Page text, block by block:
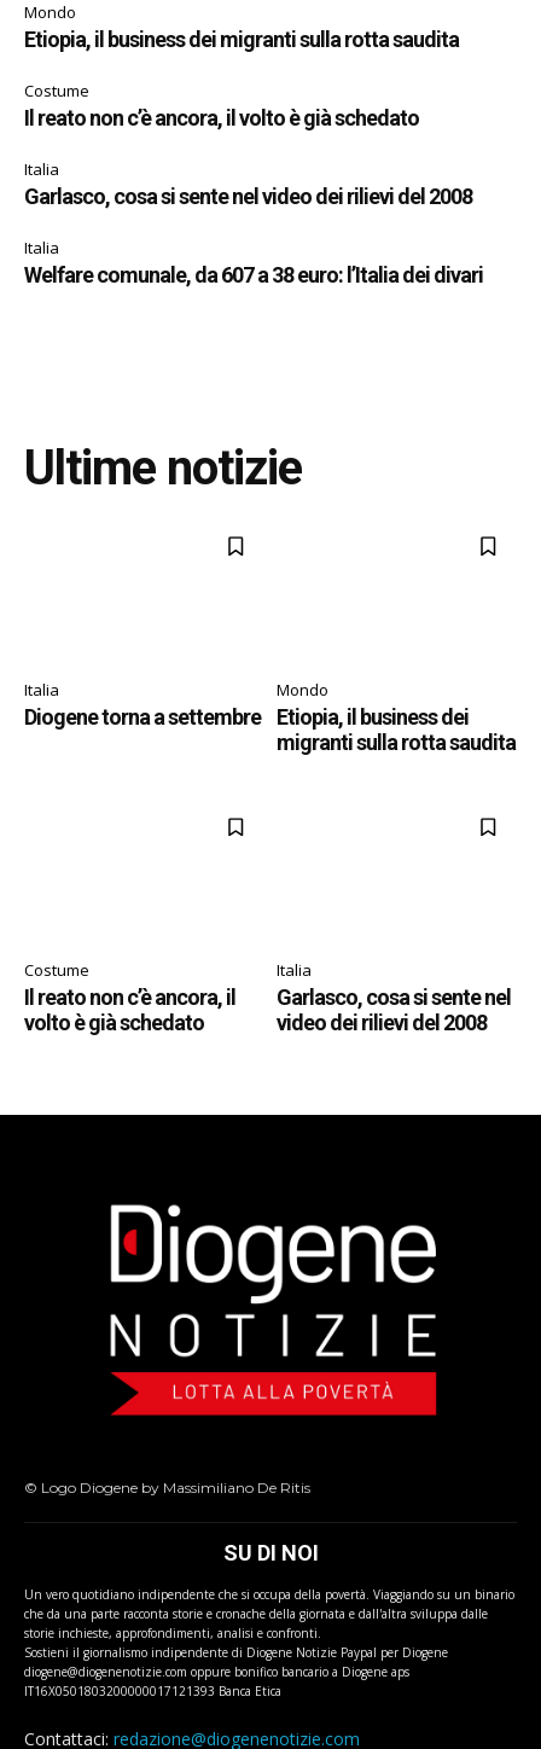
Mondo
Etiopia, il business dei migranti sulla rotta saudita
Costume
Il reato non c’è ancora, il volto è già schedato
Italia
Garlasco, cosa si sente nel video dei rilievi del 2008
Italia
Welfare comunale, da 607 a 38 euro: l’Italia dei divari
Ultime notizie
Italia
Diogene torna a settembre
Mondo
Etiopia, il business dei
migranti sulla rotta saudita
Costume
Il reato non c’è ancora, il
volto è già schedato
Italia
Garlasco, cosa si sente nel
video dei rilievi del 2008
© Logo Diogene by Massimiliano De Ritis
SU DI NOI
Un vero quotidiano indipendente che si occupa della povertà. Viaggiando su un binario
che da una parte racconta storie e cronache della giornata e dall'altra sviluppa dalle
storie inchieste, approfondimenti, analisi e confronti.
Sostieni il giornalismo indipendente di Diogene Notizie Paypal per Diogene
diogene@diogenenotizie.com oppure bonifico bancario a Diogene aps
IT16X0501803200000017121393 Banca Etica
Contattaci: redazione@diogenenotizie.com